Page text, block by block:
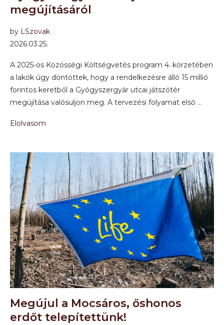
megújításáról
by LSzovak
2026.03.25.
A 2025-ös Közösségi Költségvetés program 4. körzetében
a lakók úgy döntöttek, hogy a rendelkezésre álló 15 millió
forintos keretből a Gyógyszergyár utcai játszótér
megújítása valósuljon meg. A tervezési folyamat első …
Elolvasom
Megújul a Mocsáros, őshonos
erdőt telepítettünk!